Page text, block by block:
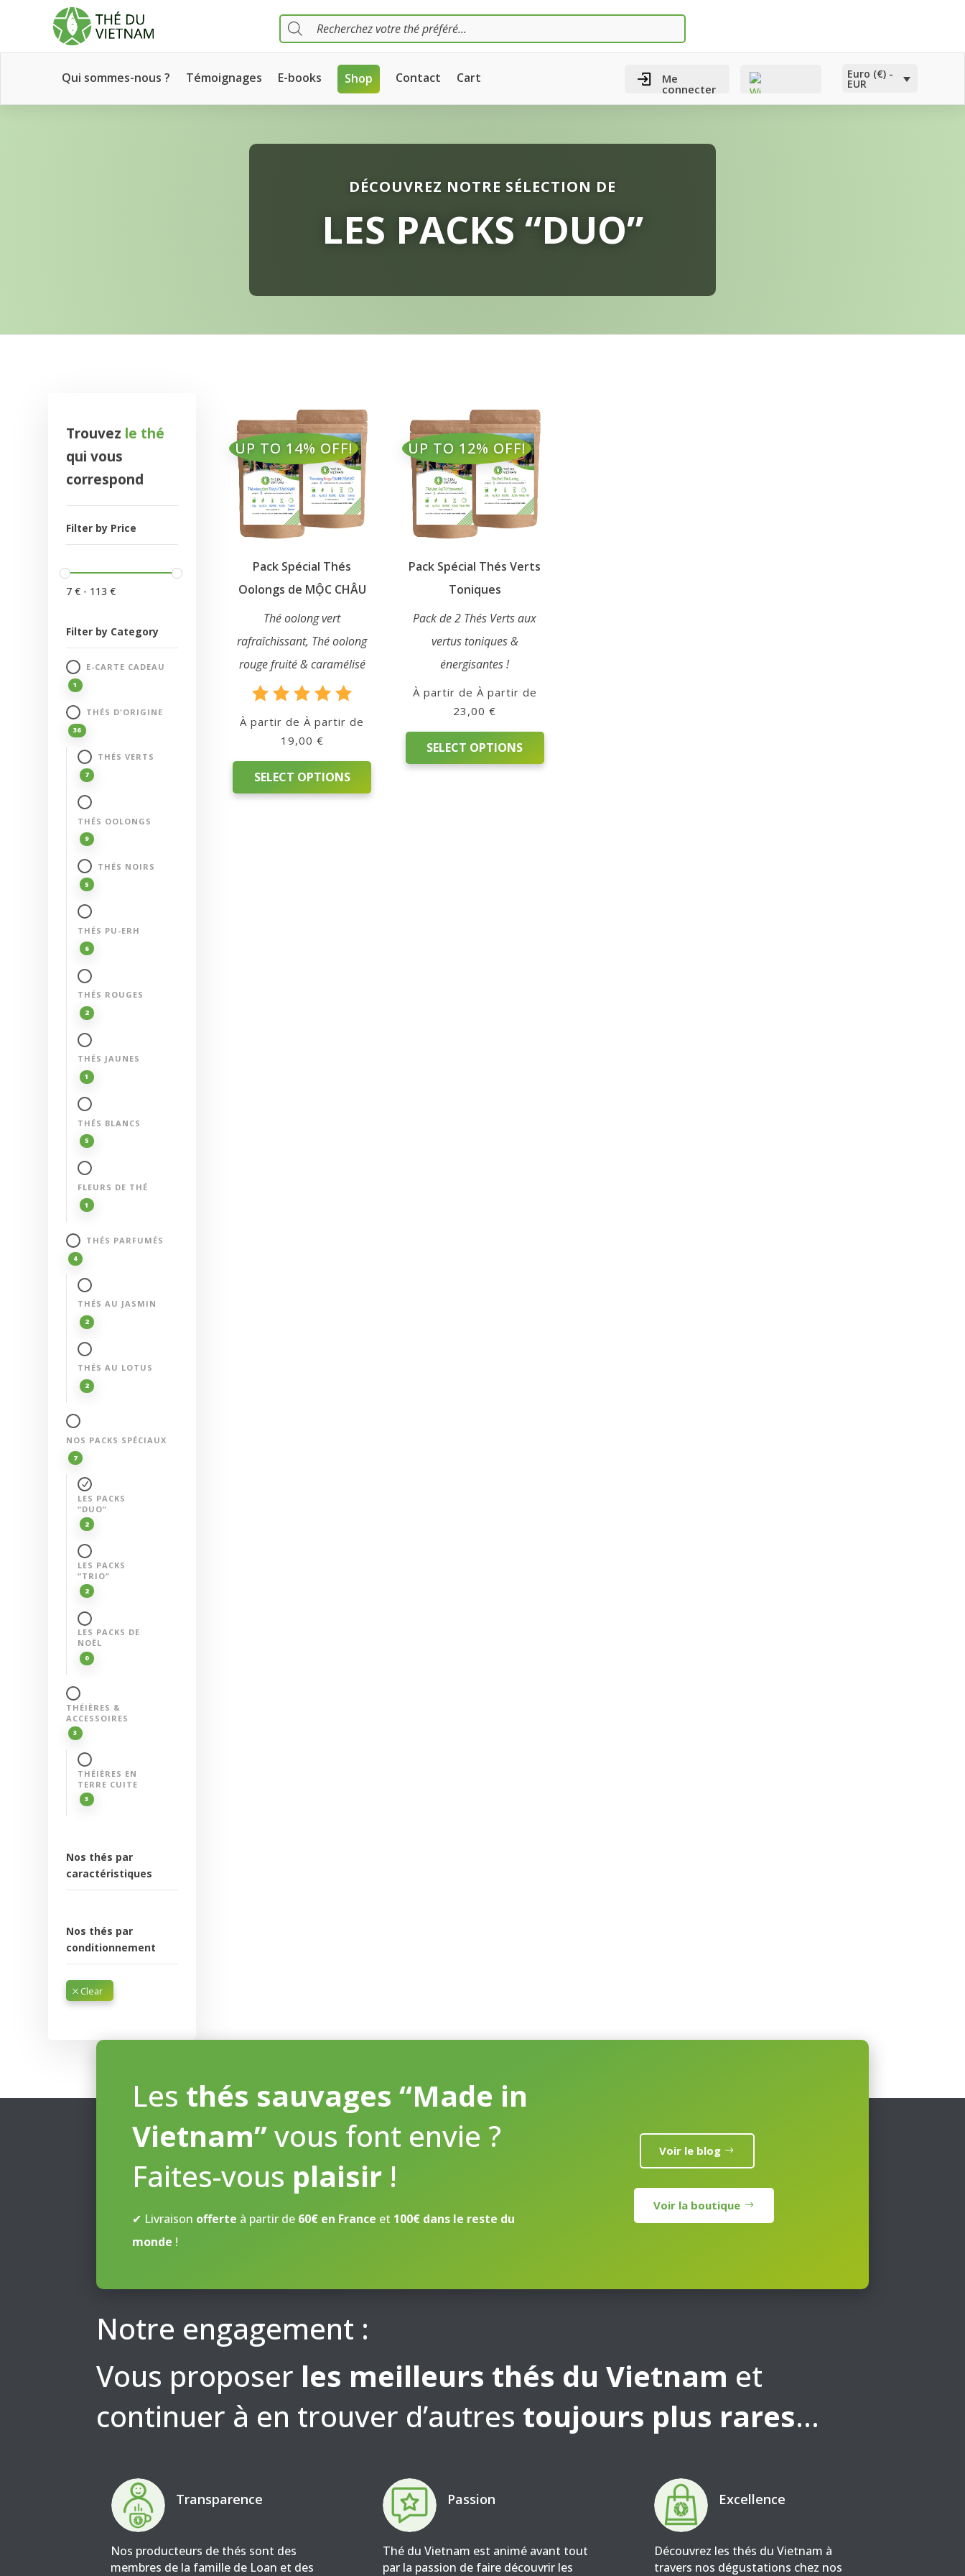
PRODUCTS
SEARCH
Qui sommes-nous ? Témoignages E-books Shop Contact Cart Me
connecter
Euro (€) -
EUR
DÉCOUVREZ NOTRE SÉLECTION DE
LES PACKS “DUO”
Trouvez le thé
qui vous
correspond
Filter by Price
7 € - 113 €
Filter by Category
E-CARTE CADEAU
1
THÉS D'ORIGINE
36
THÉS VERTS
7
THÉS OOLONGS
9
THÉS NOIRS
5
THÉS PU-ERH
6
THÉS ROUGES
2
THÉS JAUNES
1
THÉS BLANCS
5
FLEURS DE THÉ
1
THÉS PARFUMÉS
4
THÉS AU JASMIN
2
THÉS AU LOTUS
2
NOS PACKS SPÉCIAUX
7
LES PACKS
“DUO”
2
LES PACKS
“TRIO”
2
LES PACKS DE
NOËL
0
THÉIÈRES &
ACCESSOIRES
3
THÉIÈRES EN
TERRE CUITE
3
Nos thés par
caractéristiques
Nos thés par
conditionnement
UP TO 14% OFF!
Pack Spécial Thés
Oolongs de MỘC CHÂU
Thé oolong vert
rafraîchissant, Thé oolong
rouge fruité & caramélisé
Rated
5.00
out of 5
À partir de
19,00 €
SELECT OPTIONS
UP TO 12% OFF!
Pack Spécial Thés Verts
Toniques
Pack de 2 Thés Verts aux
vertus toniques &
énergisantes !
À partir de
23,00€
SELECT OPTIONS
Les thés sauvages “Made in
Vietnam”vous font envie ?
Faites-vous plaisir !
✔ Livraison offerte à partir de 60€ en France et 100€ dans le reste du
monde !
Voir le blog
Voir la boutique
Notre engagement :
Vous proposer les meilleurs thés du Vietnam et
continuer à en trouver d’autres toujours plus rares…
Transparence
Nos producteurs de thés sont des
membres de la famille de Loan et des
Passion
Thé du Vietnam est animé avant tout
par la passion de faire découvrir les
Excellence
Découvrez les thés du Vietnam à
travers nos dégustations chez nos